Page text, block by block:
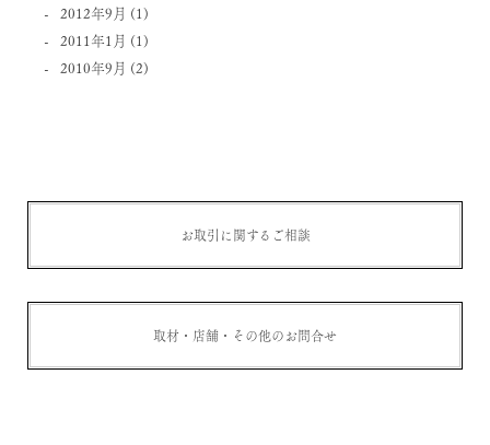
2012年9月 (1)
2011年1月 (1)
2010年9月 (2)
お取引に関するご相談
取材・店舗・その他のお問合せ